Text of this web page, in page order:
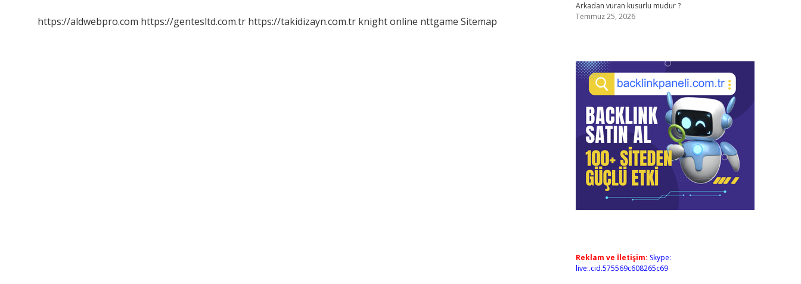
https://aldwebpro.com https://gentesltd.com.tr https://takidizayn.com.tr knight online nttgame Sitemap
Arkadan vuran kusurlu mudur ?
Temmuz 25, 2026
Reklam ve İletişim: Skype:
live:.cid.575569c608265c69